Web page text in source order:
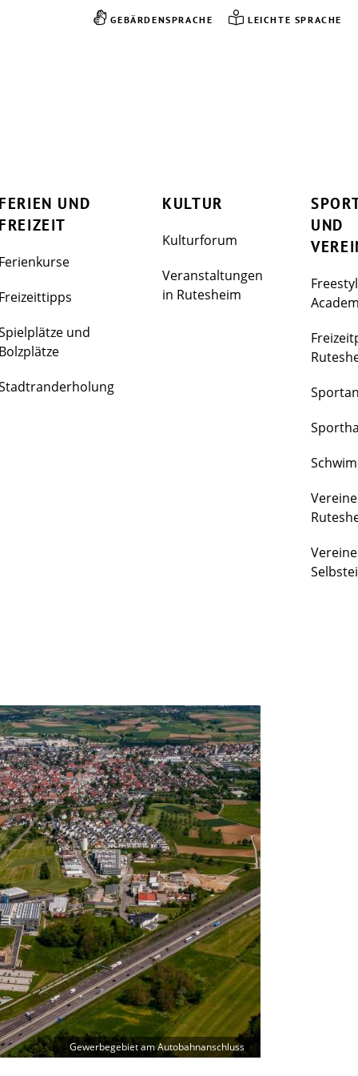
GEBÄRDENSPRACHE LEICHTE SPRACHE
FERIEN UND
FREIZEIT
Ferienkurse
Freizeittipps
und
Bolzplätze
KULTUR
Kulturforum
Veranstaltungen
in Rutesheim
UND
Vereine
Gewerbegebiet am Autobahnanschluss